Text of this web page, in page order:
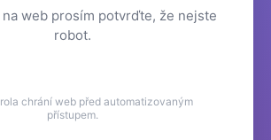
web prosím potvrďte, že nejste
robot.
chrání web před automatizovaným
přístupem.